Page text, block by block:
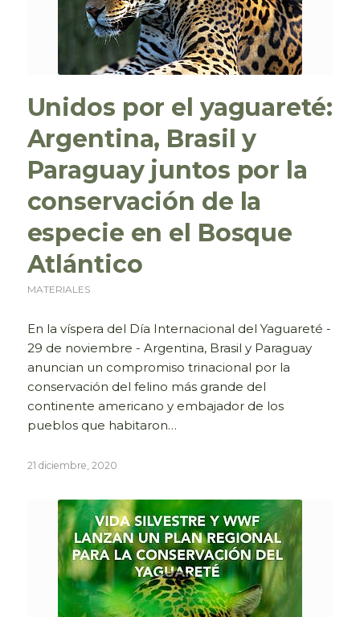
Unidos por el yaguareté:
Argentina, Brasil y
Paraguay juntos por la
conservación de la
especie en el Bosque
Atlántico
MATERIALES
En la víspera del Día Internacional del Yaguareté -
29 de noviembre - Argentina, Brasil y Paraguay
anuncian un compromiso trinacional por la
conservación del felino más grande del
continente americano y embajador de los
pueblos que habitaron…
21 diciembre, 2020